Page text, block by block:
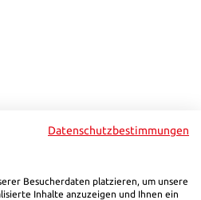
nicht verfügbar.)
ist zurzeit nicht verfügbar.)
Option ist zurzeit nicht verfügbar.)
verfügbar.)
ist zurzeit nicht verfügbar.)
Option ist zurzeit nicht verfügbar.)
Datenschutzbestimmungen
Besucherdaten platzieren, um unsere
Inhalte anzuzeigen und Ihnen ein